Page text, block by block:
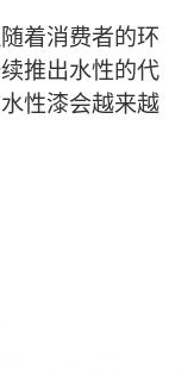
着消费者的环
推出水性的代
性漆会越来越